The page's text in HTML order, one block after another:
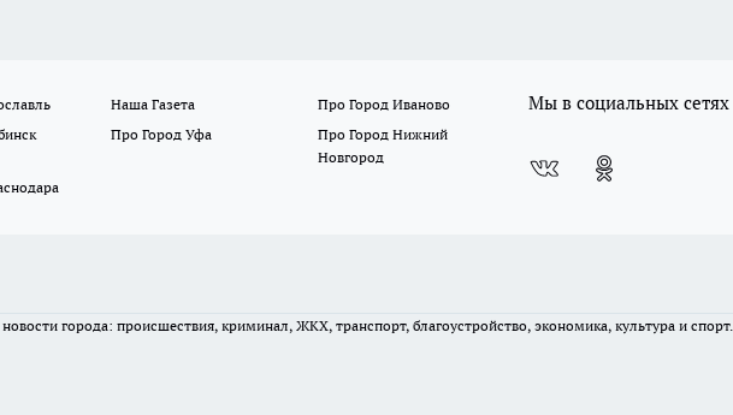
Наша Газета
Про Город Иваново
Про Город Уфа
Про Город Нижний
Новгород
Мы в социальных сетях
города: происшествия, криминал, ЖКХ, транспорт, благоустройство, экономика, культура и